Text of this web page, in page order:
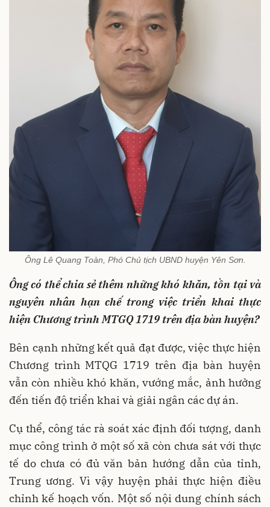
Ông Lê Quang Toàn, Phó Chủ tịch UBND huyện Yên Sơn.
Ông có thể chia sẻ thêm những khó khăn, tồn tại và
nguyên nhân hạn chế trong việc triển khai thực
hiện Chương trình MTGQ 1719 trên địa bàn huyện?
Bên cạnh những kết quả đạt được, việc thực hiện
Chương trình MTQG 1719 trên địa bàn huyện
vẫn còn nhiều khó khăn, vướng mắc, ảnh hưởng
đến tiến độ triển khai và giải ngân các dự án.
Cụ thể, công tác rà soát xác định đối tượng, danh
mục công trình ở một số xã còn chưa sát với thực
tế do chưa có đủ văn bản hướng dẫn của tỉnh,
Trung ương. Vì vậy huyện phải thực hiện điều
chỉnh kế hoạch vốn. Một số nội dung chính sách